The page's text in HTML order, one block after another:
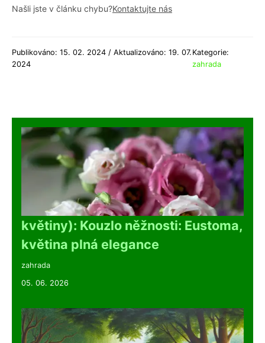
Našli jste v článku chybu?Kontaktujte nás
Publikováno: 15. 02. 2024 / Aktualizováno: 19. 07.
2024
Kategorie:
zahrada
květiny): Kouzlo něžnosti: Eustoma,
květina plná elegance
zahrada
05. 06. 2026